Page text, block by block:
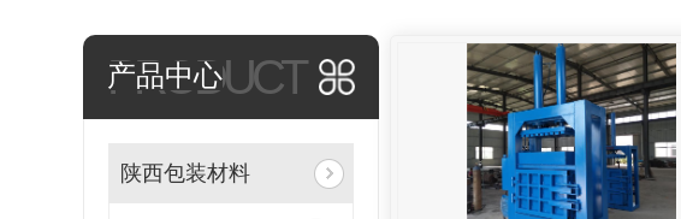
PRODUCT
产品中心
陕西包装材料